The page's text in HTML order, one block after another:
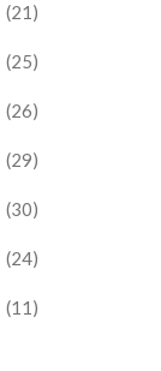
(21)
(25)
(26)
(29)
(30)
(24)
(11)